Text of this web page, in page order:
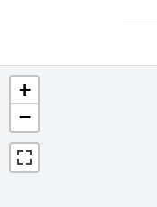
+
−